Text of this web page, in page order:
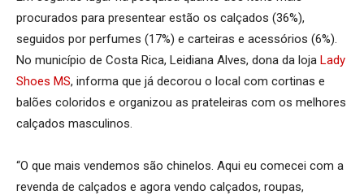
procurados para presentear estão os calçados (36%),
seguidos por perfumes (17%) e carteiras e acessórios (6%).
No município de Costa Rica, Leidiana Alves, dona da loja Lady
Shoes MS, informa que já decorou o local com cortinas e
balões coloridos e organizou as prateleiras com os melhores
calçados masculinos.
“O que mais vendemos são chinelos. Aqui eu comecei com a
revenda de calçados e agora vendo calçados, roupas,